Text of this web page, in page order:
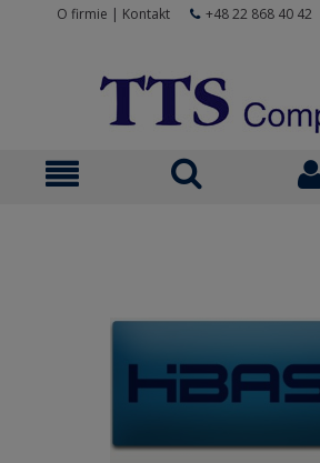
O firmie | Kontakt +48 22 868 40 42